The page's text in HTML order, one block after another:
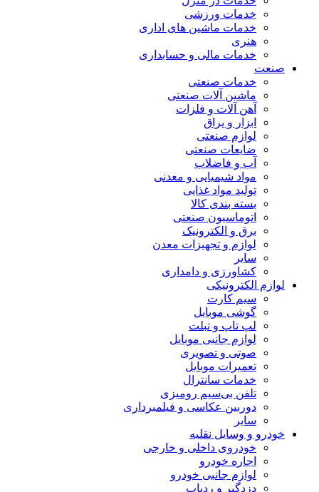
خدمات ورزشی
خدمات ماشین های اداری
هنری
خدمات مالی و حسابداری
صنعت
خدمات صنعتی
ماشین آلات صنعتی
آهن آلات و فلزات
ابزار و یراق
لوازم صنعتی
ضایعات صنعتی
آب و فاضلاب
مواد شیمیایی و معدنی
تولید مواد غذایی
بسته بندی کالا
اتوماسیون صنعتی
برق و الکترونیک
لوازم و تجهیزات معدن
سایر
کشاورزی و دامداری
لوازم الکترونیکی
سیم کارت
گوشی موبایل
لپ تاپ و تبلت
لوازم جانبی موبایل
صوتی و تصویری
تعمیرات موبایل
خدمات سانترال
تلفن بی‌سیم رومیزی
دوربین عکاسی و فیلمبرداری
سایر
خودرو و وسایل نقلیه
خودروی داخلی و خارجی
اجاره خودرو
لوازم جانبی خودرو
دزدگیر و ردیاب